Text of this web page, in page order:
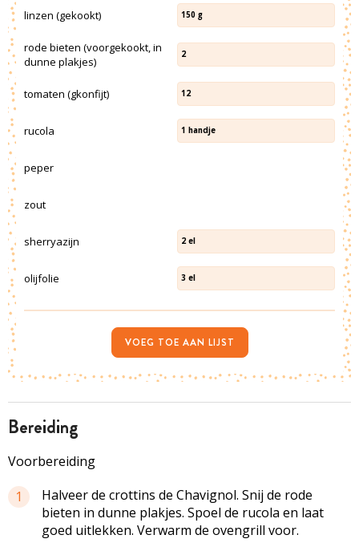
bereiding
Voorbereiding
1
Halveer de crottins de Chavignol. Snij de rode
bieten in dunne plakjes. Spoel de rucola en laat
goed uitlekken. Verwarm de ovengrill voor.
linzen (gekookt) 150 g
rode bieten (voorgekookt, in
dunne plakjes)
2
tomaten (gkonfijt) 12
rucola 1 handje
peper
zout
sherryazijn 2 el
olijfolie 3 el
VOEG TOE AAN LIJST